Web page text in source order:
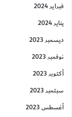
فبراير 2024
يناير 2024
ديسمبر 2023
نوفمبر 2023
أكتوبر 2023
سبتمبر 2023
أغسطس 2023